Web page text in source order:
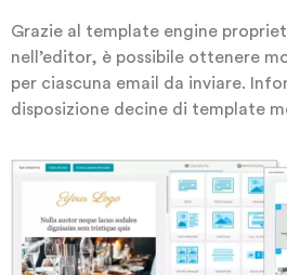
Grazie al template engine
nell’editor, è possibile ottenere
per ciascuna email da inviare.
disposizione decine di template